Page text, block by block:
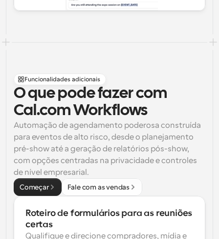
Funcionalidades adicionais
O que pode fazer com
Cal.com Workflows
Automação de agendamento poderosa construída
para eventos de alto risco, desde o planejamento
pré-show até a geração de relatórios pós-show,
com opções centradas na privacidade e controles
de nível empresarial.
Começar Fale com as vendas
Roteiro de formulários para as reuniões
certas
Qualifique e direcione compradores, mídia e